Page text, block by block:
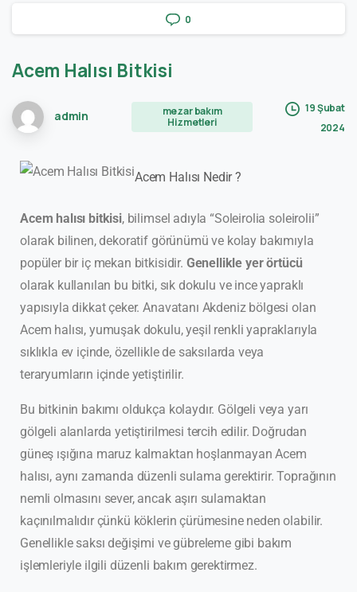
0
Acem Halısı Bitkisi
admin
mezar bakım
Hizmetleri
19 Şubat
2024
Acem Halısı Nedir ?
Acem halısı bitkisi, bilimsel adıyla “Soleirolia soleirolii”
olarak bilinen, dekoratif görünümü ve kolay bakımıyla
popüler bir iç mekan bitkisidir. Genellikle yer örtücü
olarak kullanılan bu bitki, sık dokulu ve ince yapraklı
yapısıyla dikkat çeker. Anavatanı Akdeniz bölgesi olan
Acem halısı, yumuşak dokulu, yeşil renkli yapraklarıyla
sıklıkla ev içinde, özellikle de saksılarda veya
teraryumların içinde yetiştirilir.
Bu bitkinin bakımı oldukça kolaydır. Gölgeli veya yarı
gölgeli alanlarda yetiştirilmesi tercih edilir. Doğrudan
güneş ışığına maruz kalmaktan hoşlanmayan Acem
halısı, aynı zamanda düzenli sulama gerektirir. Toprağının
nemli olmasını sever, ancak aşırı sulamaktan
kaçınılmalıdır çünkü köklerin çürümesine neden olabilir.
Genellikle saksı değişimi ve gübreleme gibi bakım
işlemleriyle ilgili düzenli bakım gerektirmez.